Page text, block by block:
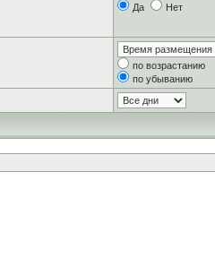
Да Нет
по возрастанию
по убыванию